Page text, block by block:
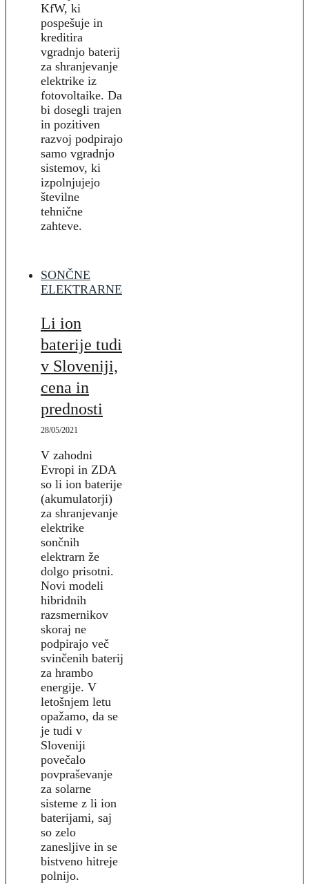
KfW, ki
pospešuje in
kreditira
vgradnjo baterij
za shranjevanje
elektrike iz
fotovoltaike. Da
bi dosegli trajen
in pozitiven
razvoj podpirajo
samo vgradnjo
sistemov, ki
izpolnjujejo
številne
tehnične
zahteve.
SONČNE
ELEKTRARNE
Li ion
baterije tudi
v Sloveniji,
cena in
prednosti
28/05/2021
V zahodni
Evropi in ZDA
so li ion baterije
(akumulatorji)
za shranjevanje
elektrike
sončnih
elektrarn že
dolgo prisotni.
Novi modeli
hibridnih
razsmernikov
skoraj ne
podpirajo več
svinčenih baterij
za hrambo
energije. V
letošnjem letu
opažamo, da se
je tudi v
Sloveniji
povečalo
povpraševanje
za solarne
sisteme z li ion
baterijami, saj
so zelo
zanesljive in se
bistveno hitreje
polnijo.